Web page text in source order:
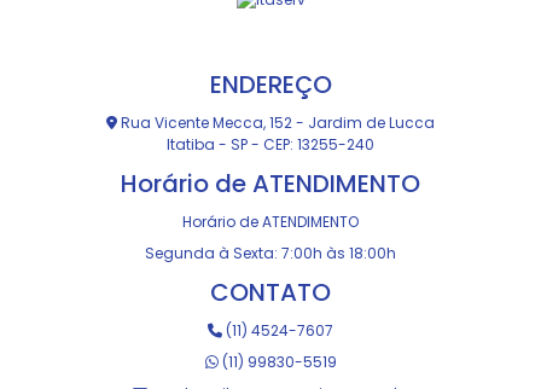
ENDEREÇO
Rua Vicente Mecca, 152 - Jardim de Lucca
Itatiba - SP - CEP: 13255-240
Horário de ATENDIMENTO
Horário de ATENDIMENTO
Segunda à Sexta: 7:00h às 18:00h
CONTATO
(11) 4524-7607
(11) 99830-5519